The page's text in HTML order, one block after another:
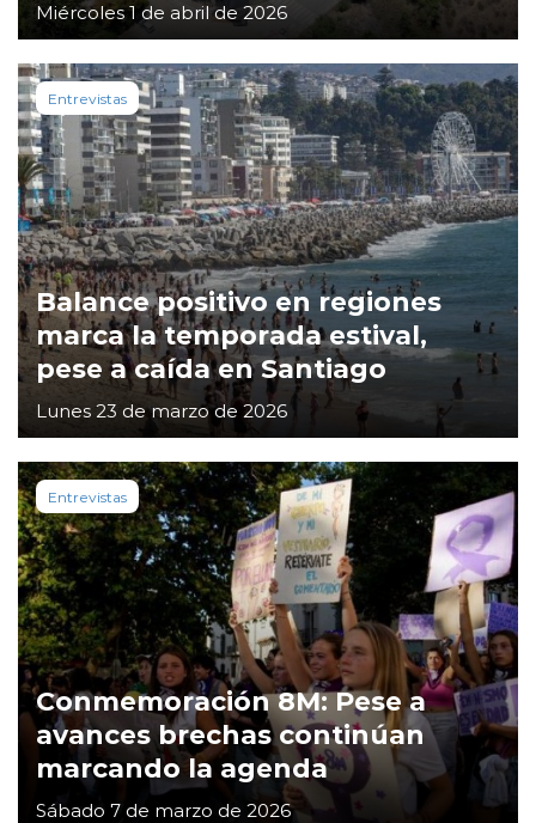
Miércoles 1 de abril de 2026
Entrevistas
Balance positivo en regiones
marca la temporada estival,
pese a caída en Santiago
Lunes 23 de marzo de 2026
Entrevistas
Conmemoración 8M: Pese a
avances brechas continúan
marcando la agenda
Sábado 7 de marzo de 2026